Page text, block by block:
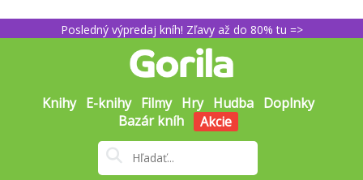
Posledný výpredaj kníh! Zľavy až do 80% tu =>
Knihy E-knihy Filmy Hry Hudba Doplnky
Bazár kníh
Akcie